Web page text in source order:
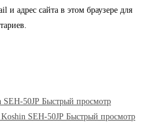
и адрес сайта в этом браузере для
Быстрый просмотр
Быстрый просмотр